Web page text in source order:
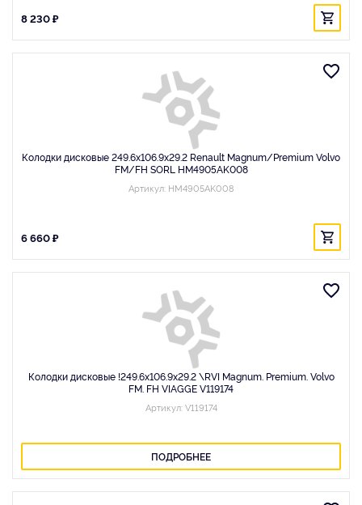
8 230 ₽
Колодки дисковые 249.6x106.9x29.2 Renault Magnum/Premium Volvo
FM/FH SORL HM4905AK008
Артикул: HM4905AK008
6 660 ₽
Колодки дисковые !249.6х106.9х29.2 \RVI Magnum. Premium. Volvo
FM. FH VIAGGE V119174
Артикул: V119174
ПОДРОБНЕЕ